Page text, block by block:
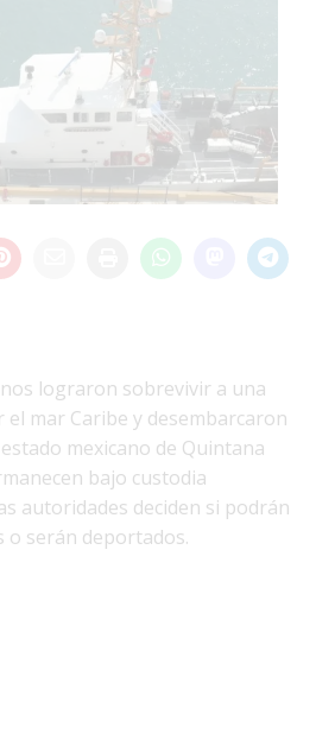
lograron sobrevivir a una
mar Caribe y desembarcaron
mexicano de Quintana
bajo custodia
autoridades deciden si podrán
o serán deportados.